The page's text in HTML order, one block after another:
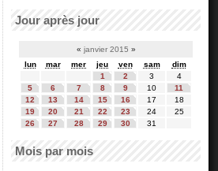
Jour après jour
« janvier 2015 »
lun
mar mer jeu ven sam
dim
1
2 3
4
5
6 7 8 9 10
11
12
13 14 15 16 17
18
19
20 21 22 23 24
25
26
27 28 29 30 31
Mois par mois